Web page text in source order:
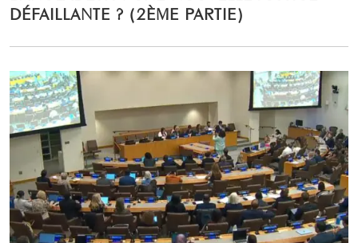
DÉFAILLANTE ? (2ÈME PARTIE)